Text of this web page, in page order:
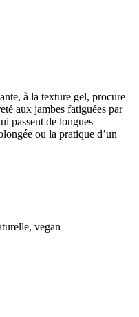
à la texture gel, procure
aux jambes fatiguées par
passent de longues
ou la pratique d’un
vegan